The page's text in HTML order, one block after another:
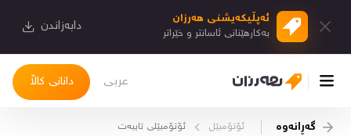
ئەپڵیكەیشنی هەرزان
بەكارهێنانی ئاسانتر و خێراتر دابەزاندن
دانانی کاڵا عربی
گەڕانەوە ئۆتۆمبێل ئۆتۆمبێلی تایبه‌ت